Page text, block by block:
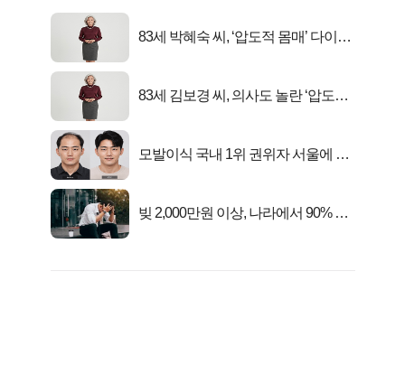
83세 박혜숙 씨, ‘압도적 몸매’ 다이어
83세 김보경 씨, 의사도 놀란 ‘압도적
모발이식 국내 1위 권위자 서울에 있
빚 2,000만원 이상, 나라에서 90% 갚